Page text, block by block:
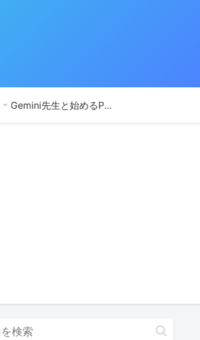
Gemini先生と始めるPython学習